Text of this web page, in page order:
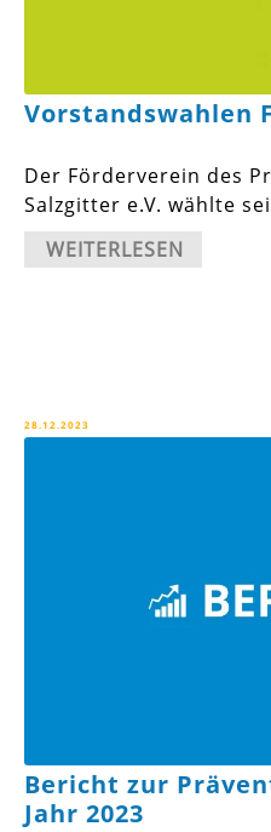
Vorstandswahlen
Der Förderverein des
Salzgitter e.V. wählte
WEITERLESEN
28.12.2023
Bericht zur
Jahr 2023